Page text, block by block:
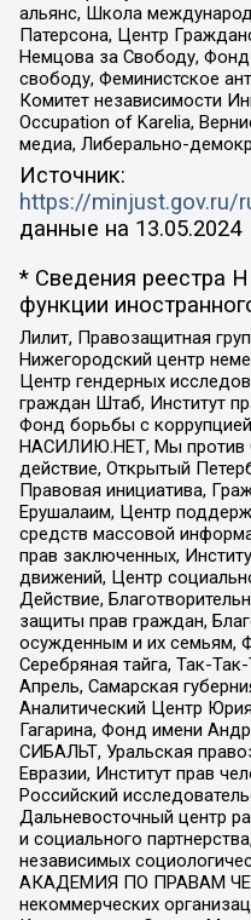
альянс, Школа
Патерсона, Центр
Немцова за Свободу,
свободу, Феминистское
Комитет независимости
Occupation of Karelia,
медиа, Либерально-
Источник:
https://
данные на 13.05.2024
* Сведения реестра
функции
Лилит, Правозащитная
Нижегородский центр
Центр гендерных
граждан Штаб, Институт
Фонд борьбы с
НАСИЛИЮ.НЕТ, Мы против
действие, Открытый
Правовая инициатива,
Ерушалаим, Центр
средств массовой
прав заключенных,
движений, Центр
Действие,
защиты прав граждан,
осужденным и их семьям,
Серебряная тайга, Так-
Апрель, Самарская
Аналитический Центр
Гагарина, Фонд имени
СИБАЛЬТ, Уральская
Евразии, Институт прав
Российский
Дальневосточный центр
и социального
независимых
АКАДЕМИЯ ПО ПРАВАМ
некоммерческих